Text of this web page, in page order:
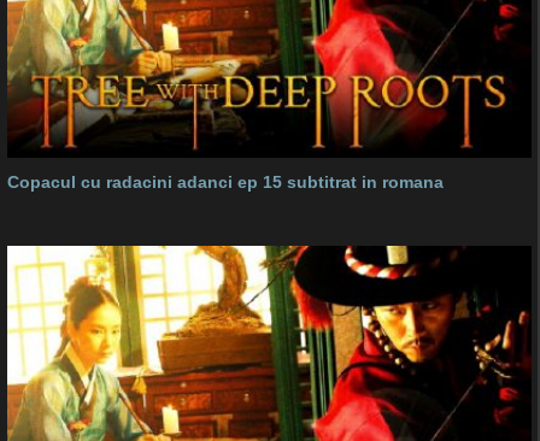
Copacul cu radacini adanci ep 15 subtitrat in romana